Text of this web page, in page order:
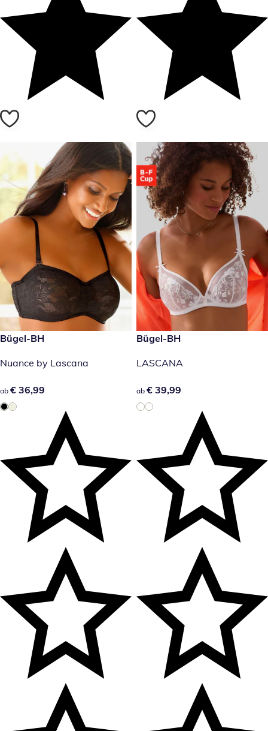
€ 36,99
Bügel-BH
Nuance by Lascana
€ 36,99
ab € 36,99
€ 39,99
Bügel-BH
LASCANA
€ 39,99
ab € 39,99